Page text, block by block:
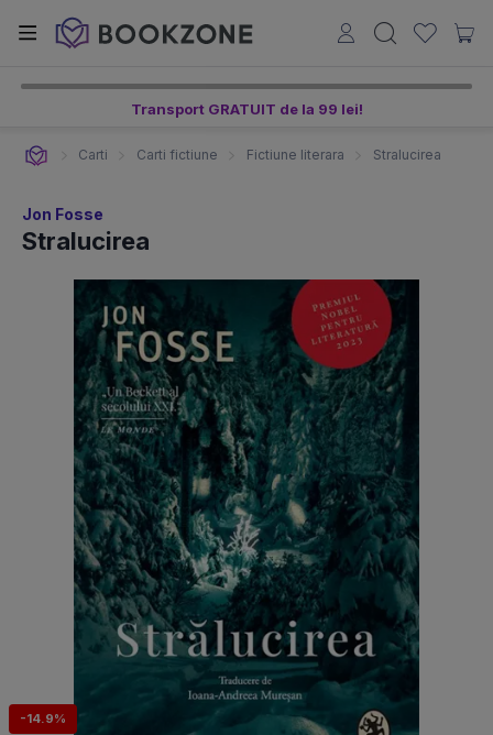
Transport GRATUIT de la 99 lei!
Carti Carti fictiune Fictiune literara Stralucirea
Jon Fosse
Stralucirea
-14.9%